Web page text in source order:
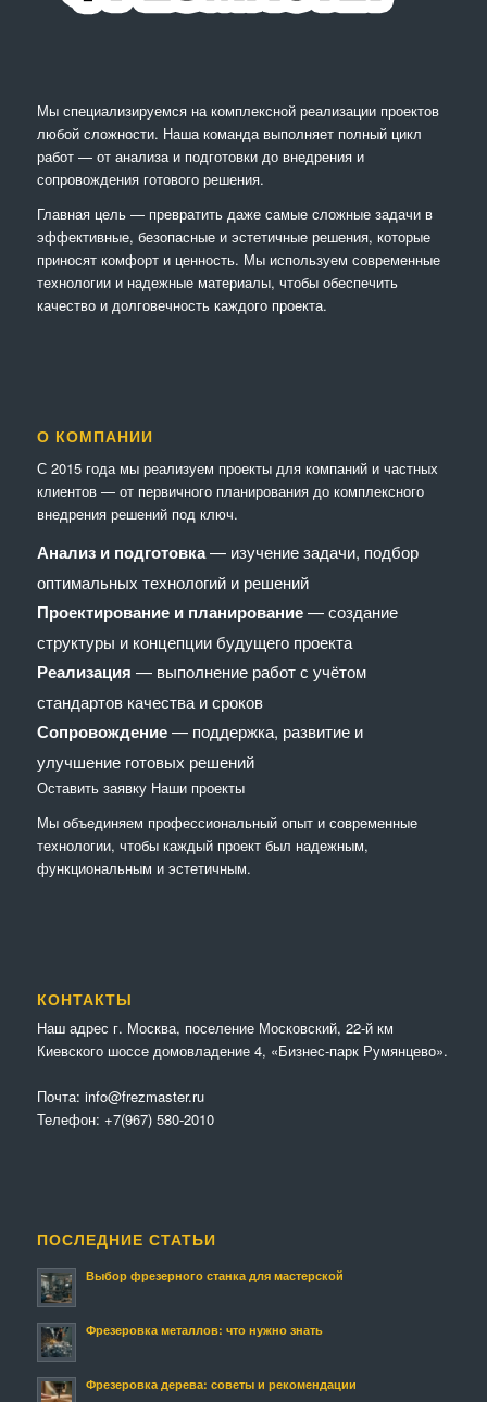
Мы специализируемся на комплексной реализации проектов
любой сложности. Наша команда выполняет полный цикл
работ — от анализа и подготовки до внедрения и
сопровождения готового решения.
Главная цель — превратить даже самые сложные задачи в
эффективные, безопасные и эстетичные решения, которые
приносят комфорт и ценность. Мы используем современные
технологии и надежные материалы, чтобы обеспечить
качество и долговечность каждого проекта.
О КОМПАНИИ
С 2015 года мы реализуем проекты для компаний и частных
клиентов — от первичного планирования до комплексного
внедрения решений под ключ.
Анализ и подготовка— изучение задачи, подбор
оптимальных технологий и решений
Проектирование и планирование— создание
структуры и концепции будущего проекта
Реализация — выполнение работ с учётом
стандартов качества и сроков
Сопровождение— поддержка, развитие и
улучшение готовых решений
Оставить заявку Наши проекты
Мы объединяем профессиональный опыт и современные
технологии, чтобы каждый проект был надежным,
функциональным и эстетичным.
КОНТАКТЫ
Наш адрес г. Москва, поселение Московский, 22-й км
Киевского шоссе домовладение 4, «Бизнес-парк Румянцево».
Почта: info@frezmaster.ru
Телефон: +7(967) 580-2010
ПОСЛЕДНИЕ СТАТЬИ
Выбор фрезерного станка для мастерской
Фрезеровка металлов: что нужно знать
Фрезеровка дерева: советы и рекомендации